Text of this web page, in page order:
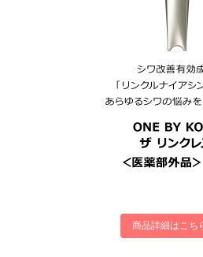
商品詳細はこち